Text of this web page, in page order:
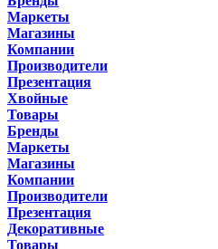
Маркеты
Магазины
Компании
Производители
Презентация
Хвойные
Товары
Бренды
Маркеты
Магазины
Компании
Производители
Презентация
Декоративные
Товары